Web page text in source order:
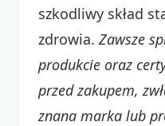
szkodliwy skład
zdrowia. Zawsze
produkcie oraz
przed zakupem,
znana marka lub